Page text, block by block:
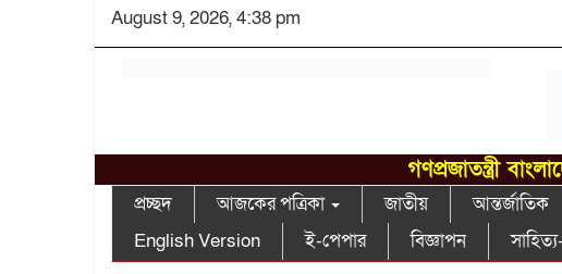
August 9, 2026, 4:38 pm
গণপ্রজাতন্ত্রী
প্রচ্ছদ আজকের পত্রিকা জাতীয় আন্তর্জাতিক
English Version
ই-পেপার বিজ্ঞাপন